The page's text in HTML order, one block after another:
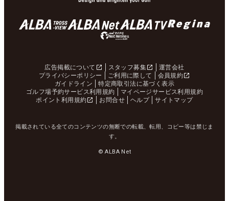
広告掲載について スタッフ募集
運営会社
プライバシーポリシー
ご利用に際して
会員規約
ガイドライン
特定商取引法に基づく表示
ゴルフ場予約サービス利用規約
マイページサービス利用規約
ポイント利用規約
お問合せ ヘルプ サイトマップ
掲載されている全てのコンテンツの無断での転載、転用、コピー等は禁じま
す。
© ALBA Net